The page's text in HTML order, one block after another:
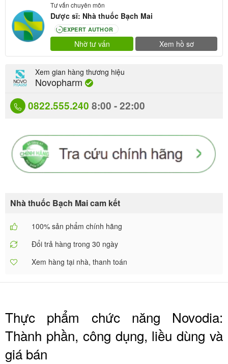
Tư vấn chuyên môn
Dược sĩ: Nhà thuốc Bạch Mai
80 EXPERT AUTHOR
Nhờ tư vấn Xem hồ sơ
0822.555.240 8:00 - 22:00
Xem gian hàng thương hiệu
Novopharm
Nhà thuốc Bạch Mai cam kết
100% sản phẩm chính hãng
Đổi trả hàng trong 30 ngày
Xem hàng tại nhà, thanh toán
Thực phẩm chức năng Novodia:
Thành phần, công dụng, liều dùng và
giá bán